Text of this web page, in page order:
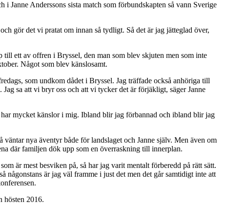
Janne Anderssons sista match som förbundskapten så vann Sverige
gör det vi pratat om innan så tydligt. Så det är jag jätteglad över,
till ett av offren i Bryssel, den man som blev skjuten men som inte
Något som blev känslosamt.
som undkom dådet i Bryssel. Jag träffade också anhöriga till
sa att vi bryr oss och att vi tycker det är förjäkligt, säger Janne
mycket känslor i mig. Ibland blir jag förbannad och ibland blir jag
nya äventyr både för landslaget och Janne själv. Men även om
där familjen dök upp som en överraskning till innerplan.
är mest besviken på, så har jag varit mentalt förberedd på rätt sätt.
någonstans är jag väl framme i just det men det går samtidigt inte att
hösten 2016.